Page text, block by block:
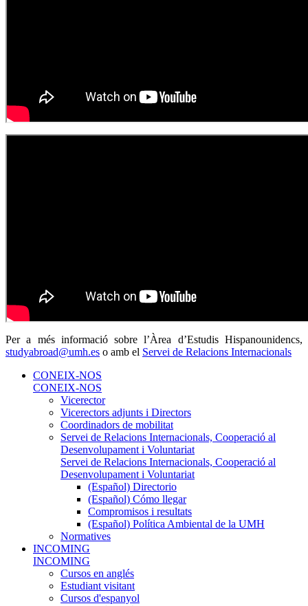
Per a més informació sobre l’Àrea d’Estudis Hispanounidencs,
studyabroad@umh.es o amb el Servei de Relacions Internacionals
CONEIX-NOS
CONEIX-NOS
Vicerector
Vicerectors adjunts i Directors
Coordinadors de mobilitat
Servei de Relacions Internacionals, Cooperació al
Desenvolupament i Voluntariat
Servei de Relacions Internacionals, Cooperació al
Desenvolupament i Voluntariat
(Español) Directorio
(Español) Cómo llegar
Compromisos i resultats
(Español) Política Ambiental de la UMH
Normatives
INCOMING
INCOMING
Cursos en anglés
Estudiant visitant
Cursos d'espanyol